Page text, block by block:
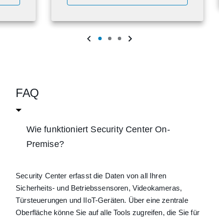
FAQ
Wie funktioniert Security Center On-
Premise?
Security Center erfasst die Daten von all Ihren
Sicherheits- und Betriebssensoren, Videokameras,
Türsteuerungen und IIoT-Geräten. Über eine zentrale
Oberfläche könne Sie auf alle Tools zugreifen, die Sie für